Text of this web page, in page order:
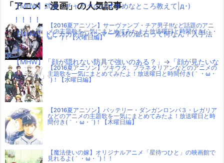
【MHW】武器：チャアクのおすすめなところ教えて|д･)
！！！！
【MHW】トビカガチのハンマー素材の鉱石って何なん？入手法
は？
【MHW】「顔が隠れない防具で強いのある？」→「顔が見たいな
ら・・・」
「アニメ・漫画」の人気記事
【2016夏アニソン】サーヴァンプ・チア男子!!など話題のアニ
メの主題歌を一気にまとめてみたよ！放送曜日と時間付き(｀・
ω・´)！【火曜日編】
【2016夏アニソン】ツキウタ。プラネタリアンなどのアニメの
主題歌を一気にまとめてみたよ！放送曜日と時間付き(｀・ω・
´)！【水曜日編】
【2016夏アニソン】バッテリー・ダンガンロンパ３・レガリア
などのアニメの主題歌を一気にまとめてみたよ！放送曜日と時
間付き(｀・ω・´)！【木曜日編】
【魔法使いの嫁】オリジナルアニメ「星待つひと」の映画館で
見れるよ(｀・ω・´)！！